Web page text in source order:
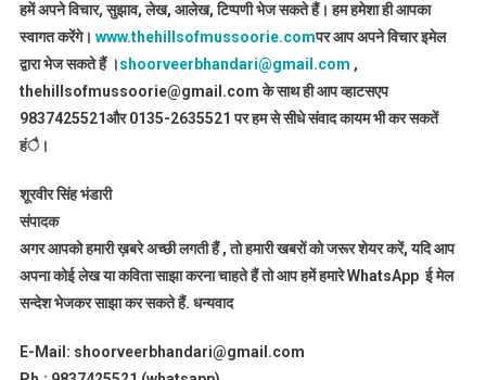
हमें अपने विचार, सुझाव, लेख, आलेख, टिप्पणी भेज सकते हैं। हम हमेशा ही आपका
स्वागत करेंगे। www.thehillsofmussoorie.comपर आप अपने विचार इमेल
द्वारा भेज सकते हैं ।shoorveerbhandari@gmail.com ,
thehillsofmussoorie@gmail.com के साथ ही आप व्हाटसएप
9837425521और 0135-2635521 पर हम से सीधे संवाद कायम भी कर सकतें
हंै।
शूरवीर सिंह भंडारी
संपादक
अगर आपको हमारी ख़बरे अच्छी लगती हैं , तो हमारी खबरों को जरूर शेयर करें, यदि आप
अपना कोई लेख या कविता साझा करना चाहते हैं तो आप हमें हमारे WhatsApp ई मेल
सन्देश भेजकर साझा कर सकते हैं. धन्यवाद
E-Mail: shoorveerbhandari@gmail.com